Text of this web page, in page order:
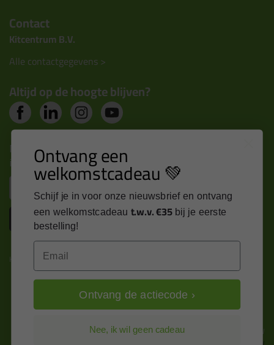
Contact
Kitcentrum B.V.
Alle contactgegevens >
Altijd op de hoogte blijven?
Nieuws, tips en exclusieve deals rechtstreeks in je
inbox
Inschrijven
Kitcentrum is trots op:
Alle prijzen zijn in EURO en excl. 21% BTW
Ontvang een
welkomstcadeau 💚
Schijf je in voor onze nieuwsbrief en ontvang
een welkomstcadeau t.w.v. €35 bij je eerste
bestelling!
Email
Ontvang de actiecode ›
Nee, ik wil geen cadeau